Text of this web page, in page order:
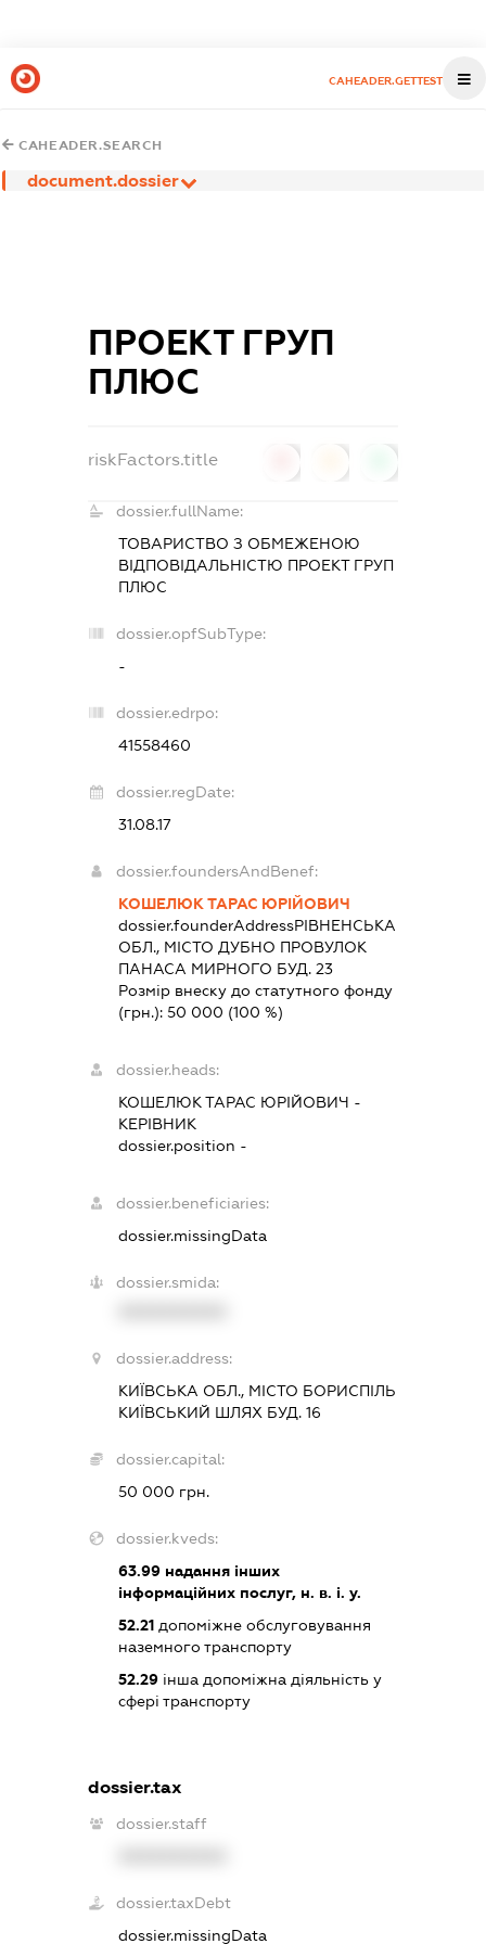
CAHEADER.GETTEST
CAHEADER.SEARCH
document.dossier
ПРОЕКТ ГРУП
ПЛЮС
riskFactors.title
dossier.fullName:
ТОВАРИСТВО З ОБМЕЖЕНОЮ
ВІДПОВІДАЛЬНІСТЮ ПРОЕКТ ГРУП
ПЛЮС
dossier.opfSubType:
-
dossier.edrpo:
41558460
dossier.regDate:
31.08.17
dossier.foundersAndBenef:
КОШЕЛЮК ТАРАС ЮРІЙОВИЧ
dossier.founderAddressРІВНЕНСЬКА
ОБЛ., МІСТО ДУБНО ПРОВУЛОК
ПАНАСА МИРНОГО БУД. 23
Розмір внеску до статутного фонду
(грн.): 50 000 (100 %)
dossier.heads:
КОШЕЛЮК ТАРАС ЮРІЙОВИЧ -
КЕРІВНИК
dossier.position -
dossier.beneficiaries:
dossier.missingData
dossier.smida:
dossier.address:
КИЇВСЬКА ОБЛ., МІСТО БОРИСПІЛЬ
КИЇВСЬКИЙ ШЛЯХ БУД. 16
dossier.capital:
50 000 грн.
dossier.kveds:
63.99надання інших
інформаційних послуг, н. в. і. у.
52.21допоміжне обслуговування
наземного транспорту
52.29інша допоміжна діяльність у
сфері транспорту
dossier.tax
dossier.staff
dossier.taxDebt
dossier.missingData